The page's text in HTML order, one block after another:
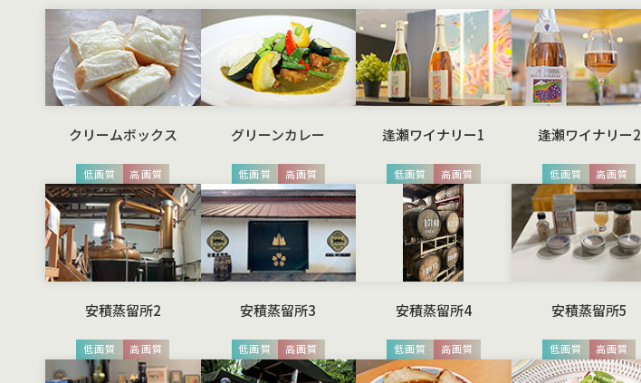
クリームボックス
低画質 高画質
グリーンカレー
低画質 高画質
逢瀬ワイナリー1
低画質 高画質
逢瀬ワイナリー2
低画質 高画質
安積蒸留所2
低画質 高画質
安積蒸留所3
低画質 高画質
安積蒸留所4
低画質 高画質
安積蒸留所5
低画質 高画質